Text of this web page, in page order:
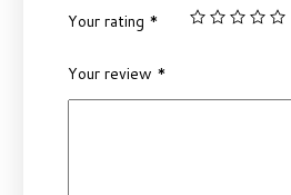
Your rating *
Your review *